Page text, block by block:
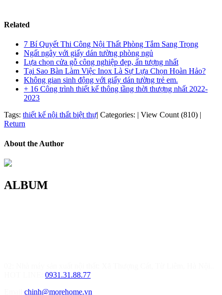
Related
7 Bí Quyết Thi Công Nội Thất Phòng Tắm Sang Trọng
Ngất ngây với giấy dán tường phòng ngủ
Lựa chọn cửa gỗ công nghiệp đẹp, ấn tượng nhất
Tại Sao Bàn Làm Việc Inox Là Sự Lựa Chọn Hoàn Hảo?
Không gian sinh động với giấy dán tường trẻ em.
+ 16 Công trình thiết kế thông tầng thời thượng nhất 2022-
2023
Tags: thiết kế nội thất biệt thự| Categories: | View Count (810) |
Return
About the Author
ALBUM
0931.31.88.77
chinh@morehome.vn